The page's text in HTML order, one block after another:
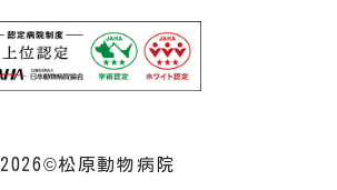
2026©松原動物病院